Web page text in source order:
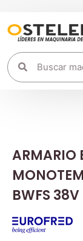
ARMARIO
BWFS 38V